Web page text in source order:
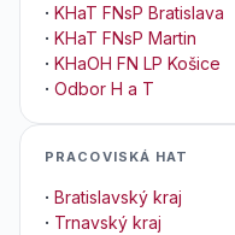
· KHaT FNsP Bratislava
· KHaT FNsP Martin
· KHaOH FN LP Košice
· Odbor H a T
PRACOVISKÁ HAT
· Bratislavský kraj
· Trnavský kraj